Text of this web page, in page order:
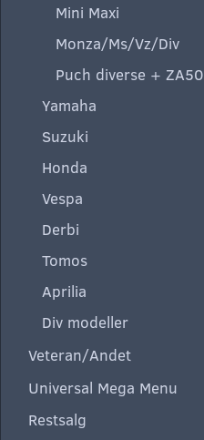
Mini Maxi
Monza/Ms/Vz/Div
Puch diverse + ZA50
Yamaha
Suzuki
Honda
Vespa
Derbi
Tomos
Aprilia
Div modeller
Veteran/Andet
Universal Mega Menu
Restsalg